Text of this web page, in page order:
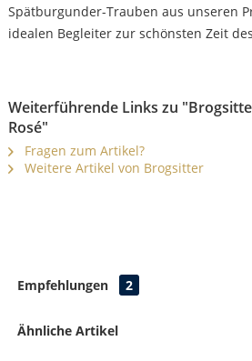
Spätburgunder-Trauben aus unseren
idealen Begleiter zur schönsten Zeit
Weiterführende Links zu
Rosé"
Fragen zum Artikel?
Weitere Artikel von Brogsitter
Empfehlungen 2
Ähnliche Artikel